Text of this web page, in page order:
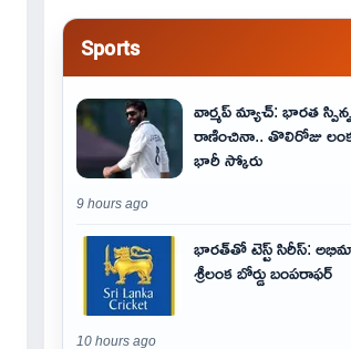
Sports
వార్మప్ మ్యాచ్: భారత
రాణించినా.. తొలిరోజు
భారీ స్కోరు
9 hours ago
భారత్‌తో టెస్ట్ సిరీస్:
శ్రీలంక బోర్డు బంపరాఫర్
10 hours ago